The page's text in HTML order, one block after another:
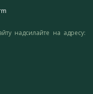
надсилайте на адресу: